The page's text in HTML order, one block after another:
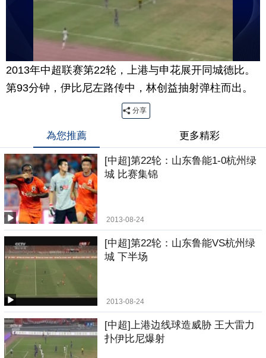
2013年中超联赛第22轮，上港与申花展开同城德比。
第93分钟，伊比尼左路传中，林创益抽射弹柱而出。
分享
為您推薦 更多精彩
[中超]第22轮：山东鲁能1-0杭州绿
城 比赛集锦
2013-08-24
[中超]第22轮：山东鲁能VS杭州绿
城 下半场
2013-08-24
[中超]上港边线球造威胁 王大雷力
扑伊比尼爆射